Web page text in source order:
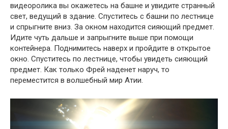
видеоролика вы окажетесь на башне и увидите странный
свет, ведущий в здание. Спуститесь с башни по лестнице
и спрыгните вниз. За окном находится сияющий предмет.
Идите чуть дальше и запрыгните выше при помощи
контейнера. Поднимитесь наверх и пройдите в открытое
окно. Спуститесь по лестнице, чтобы увидеть сияющий
предмет. Как только Фрей наденет наруч, то
переместится в волшебный мир Атии.